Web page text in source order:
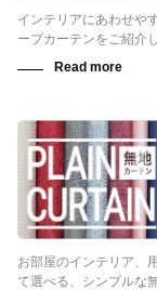
インテリアにあわせや
ープカーテンをご紹介
お部屋のインテリア、
て選べる、シンプルな